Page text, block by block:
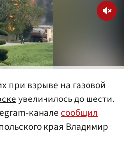
при взрыве на газовой
увеличилось до шести.
каналесообщил
края Владимир